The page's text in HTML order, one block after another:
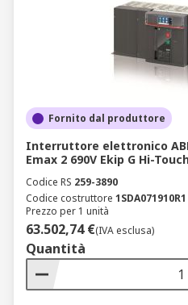
Fornito dal produttore
Interruttore elettronico
Emax 2 690V Ekip G Hi-
Codice RS 259-3890
Codice costruttore 1SDA071910R1
Prezzo per 1 unità
63.502,74 €(IVA esclusa)
Quantità